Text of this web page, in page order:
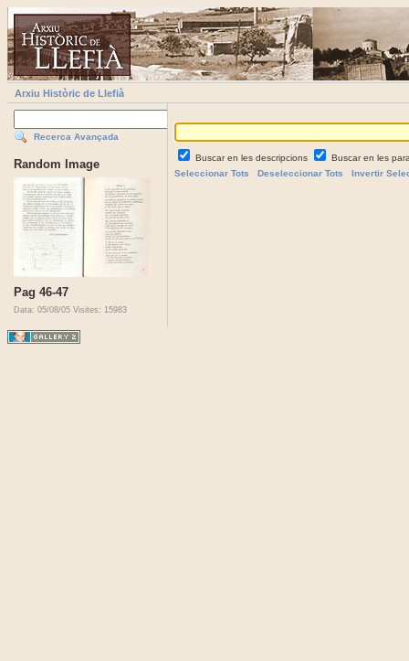
Arxiu Històric de Llefià
Recerca Avançada
Random Image
Pag 46-47
Data: 05/08/05 Visites: 15983
Buscar en les descripcions
Buscar en les
Seleccionar Tots
Deseleccionar Tots Invertir